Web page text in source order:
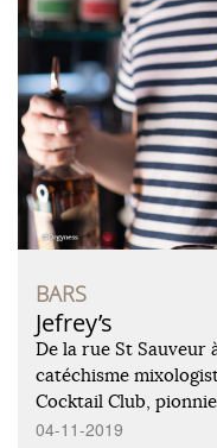
BARS
Jefrey’s
De la rue St Sauveur
catéchisme
Cocktail Club,
04-11-2019